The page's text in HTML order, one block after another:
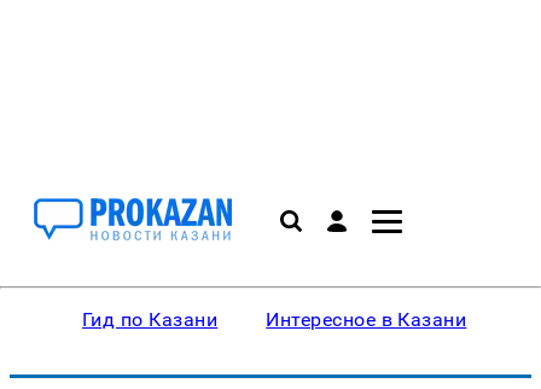
Гид по Казани Интересное в Казани